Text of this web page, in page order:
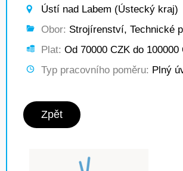
Ústí nad Labem (Ústecký kraj)
Obor: Strojírenství, Technické
Plat: Od 70000 CZK do 100000
Typ pracovního poměru: Plný
Zpět